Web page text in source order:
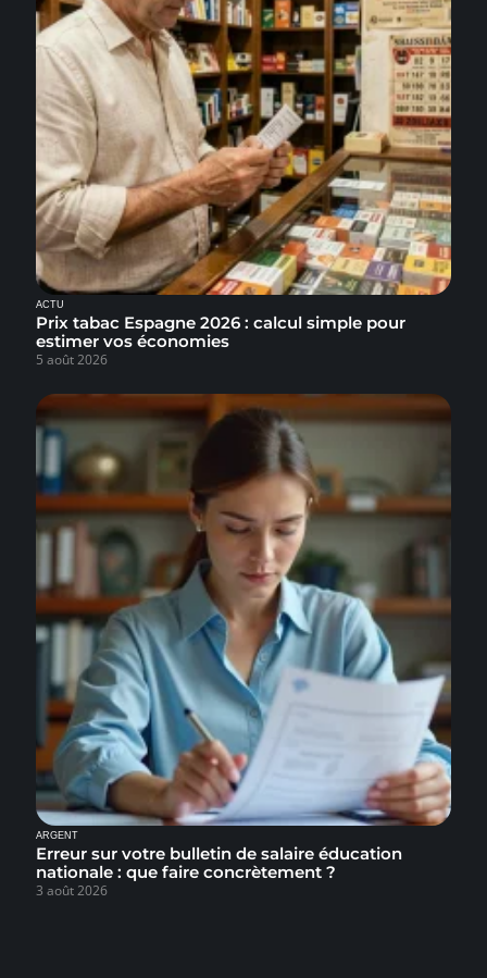
ACTU
Prix tabac Espagne 2026 : calcul simple pour
estimer vos économies
5 août 2026
ARGENT
Erreur sur votre bulletin de salaire éducation
nationale : que faire concrètement ?
3 août 2026